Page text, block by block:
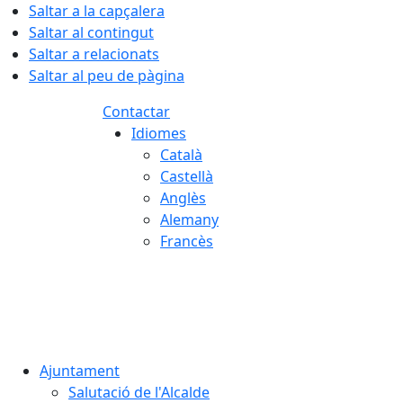
Saltar a la capçalera
Saltar al contingut
Saltar a relacionats
Saltar al peu de pàgina
Contactar
Idiomes
Català
Castellà
Anglès
Alemany
Francès
Ajuntament
Salutació de l'Alcalde